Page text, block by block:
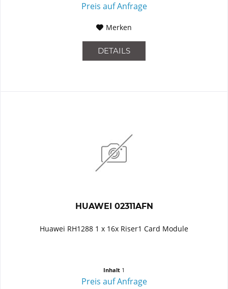
Preis auf Anfrage
Merken
DETAILS
HUAWEI 02311AFN
Huawei RH1288 1 x 16x Riser1 Card Module
Inhalt 1
Preis auf Anfrage